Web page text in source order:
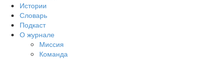
Истории
Словарь
Подкаст
О журнале
Миссия
Команда